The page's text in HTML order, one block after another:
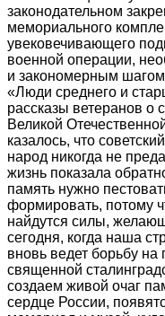
законодательном
мемориального
увековечивающего
военной операции,
и закономерным
«Люди среднего и
рассказы ветеранов о
Великой
казалось, что советский
народ никогда не
жизнь показала
память нужно
формировать, потому
найдутся силы,
сегодня, когда наша
вновь ведет борьбу
священной
создаем живой очаг
сердце России,